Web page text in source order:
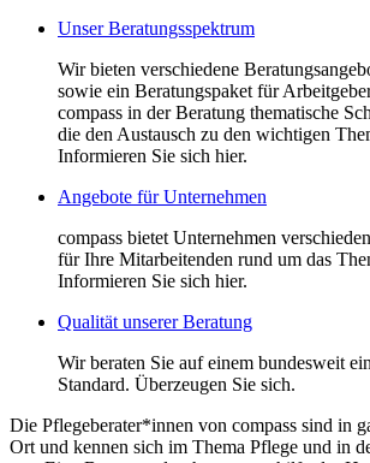
Unser Beratungsspektrum
Wir bieten verschiedene
sowie ein Beratungspaket für
compass in der Beratung thematische
die den Austausch zu den wichtigen
Informieren Sie sich hier.
Angebote für Unternehmen
compass bietet Unternehmen
für Ihre Mitarbeitenden rund um das
Informieren Sie sich hier.
Qualität unserer Beratung
Wir beraten Sie auf einem bundesweit
Standard. Überzeugen Sie sich.
Die Pflegeberater*innen von compass sind in
Ort und kennen sich im Thema Pflege und in